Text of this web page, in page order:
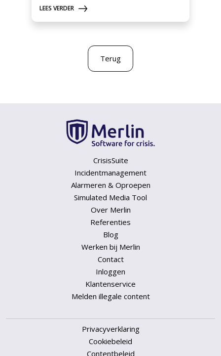
LEES VERDER
Terug
CrisisSuite
Incidentmanagement
Alarmeren & Oproepen
Simulated Media Tool
Over Merlin
Referenties
Blog
Werken bij Merlin
Contact
Inloggen
Klantenservice
Melden illegale content
Privacyverklaring
Cookiebeleid
Contentbeleid